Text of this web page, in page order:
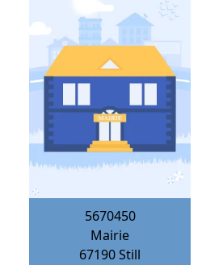
5670450
Mairie
67190Still